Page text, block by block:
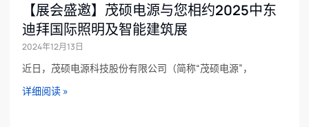
【展会盛邀】茂硕电源与您相约2025中东
迪拜国际照明及智能建筑展
2024年12月13日
近日，茂硕电源科技股份有限公司（简称“茂硕电源”，
详细阅读 »